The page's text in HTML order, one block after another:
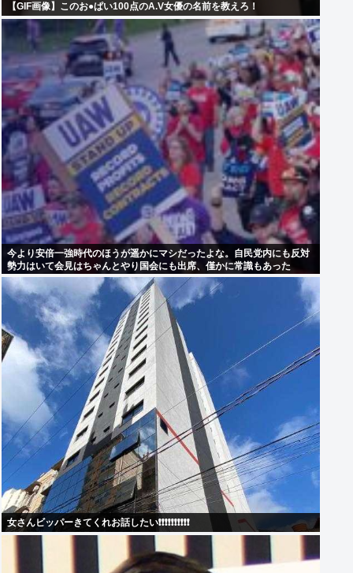
【GIF画像】このお●ぱい100点のA.V女優の名前を教えろ！
今より安倍一強時代のほうが遥かにマシだったよな。自民党内にも反対
勢力はいて会見はちゃんとやり国会にも出席、僅かに常識もあった
女さんビッパーきてくれお話したい❗❗❗❗❗❗❗❗❗❗